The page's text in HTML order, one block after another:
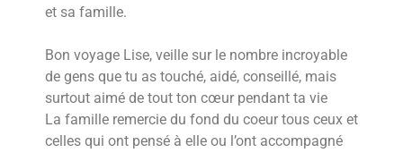
et sa famille.
Bon voyage Lise, veille sur le nombre incroyable
de gens que tu as touché, aidé, conseillé, mais
surtout aimé de tout ton cœur pendant ta vie
La famille remercie du fond du coeur tous ceux et
celles qui ont pensé à elle ou l’ont accompagné